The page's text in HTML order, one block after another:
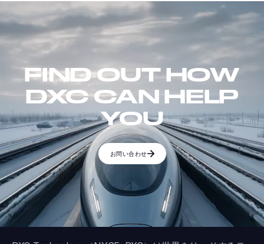
FIND OUT HOW
DXC CAN HELP
YOU
お問い合わせ